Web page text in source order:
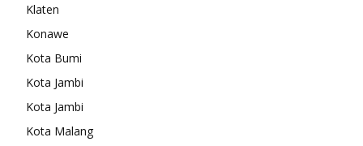
Klaten
Konawe
Kota Bumi
Kota Jambi
Kota Jambi
Kota Malang